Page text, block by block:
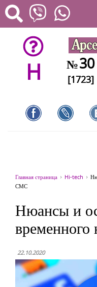
H №30
[1723]
Главная страница Hi-tech
СМС
Нюансы и
22.10.2020